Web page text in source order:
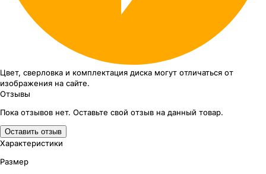
Цвет, сверловка и комплектация диска могут отличаться от
изображения на сайте.
Отзывы
Пока отзывов нет. Оставьте свой отзыв на данный товар.
Оставить отзыв
Характеристики
Размер